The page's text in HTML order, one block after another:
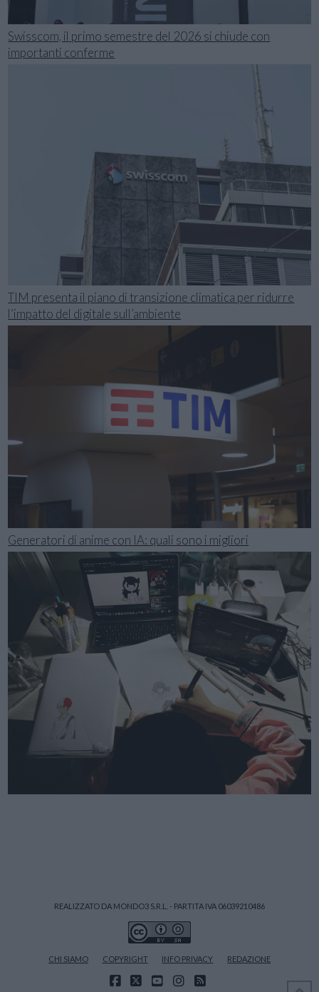
Swisscom, il primo semestre del 2026 si chiude con
importanti conferme
TIM presenta il piano di transizione climatica per ridurre
l’impatto del digitale sull’ambiente
Generatori di anime con IA: quali sono i migliori
REALIZZATO DA MONDO3 S.R.L. - PARTITA IVA 06039210486
CHI SIAMO COPYRIGHT INFO PRIVACY REDAZIONE